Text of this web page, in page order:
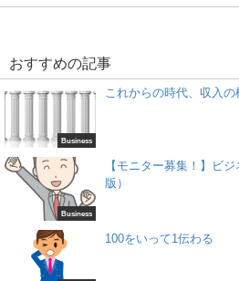
おすすめの記事
Business
これからの時代、収入
Business
【モニター募集！】ビ
版）
100をいって1伝わる